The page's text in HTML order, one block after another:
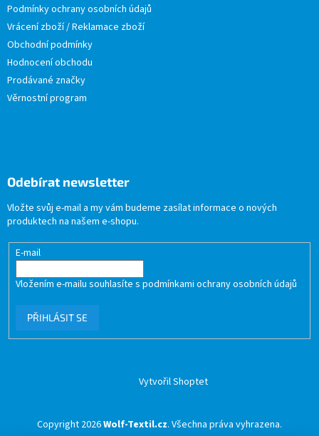
Podmínky ochrany osobních údajů
Vrácení zboží / Reklamace zboží
Obchodní podmínky
Hodnocení obchodu
Prodávané značky
Věrnostní program
Odebírat newsletter
Vložte svůj e-mail a my vám budeme zasílat informace o nových
produktech na našem e-shopu.
E-mail
Vložením e-mailu souhlasíte s podmínkami ochrany osobních údajů
PŘIHLÁSIT SE
Vytvořil Shoptet
Copyright 2026Wolf-Textil.cz. Všechna práva vyhrazena.